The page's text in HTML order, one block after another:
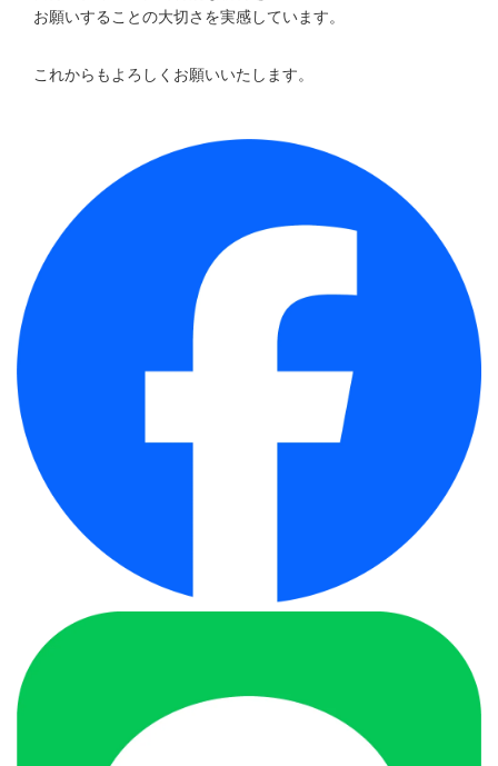
お願いすることの大切さを実感しています。
これからもよろしくお願いいたします。